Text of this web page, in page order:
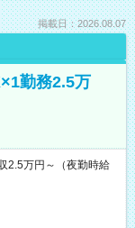
掲載日：2026.08.07
勤務2.5万
万円～（夜勤時給